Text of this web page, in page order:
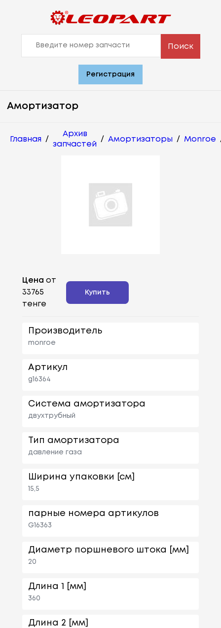
Поиск
Регистрация
Амортизатор
Главная /
Архив
запчастей
/ Амортизаторы / Monroe
Цена от
33765
тенге
Купить
Производитель
monroe
Артикул
g16364
Система амортизатора
двухтрубный
Тип амортизатора
давление газа
Ширина упаковки [см]
15,5
парные номера артикулов
G16363
Диаметр поршневого штока [мм]
20
Длина 1 [мм]
360
Длина 2 [мм]